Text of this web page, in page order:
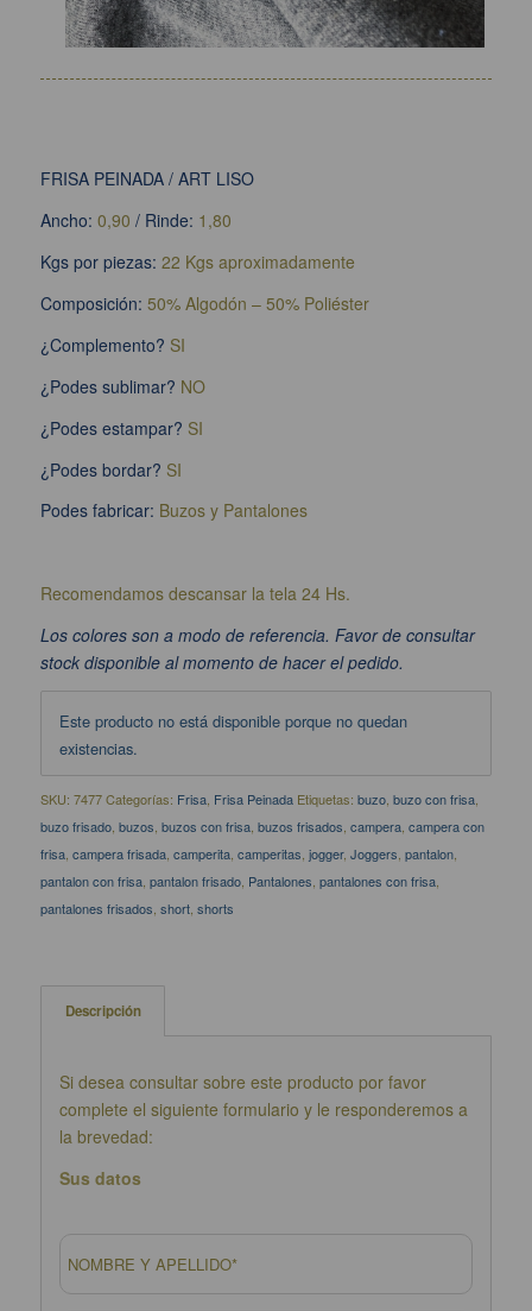
FRISA PEINADA / ART LISO
Ancho: 0,90 / Rinde: 1,80
Kgs por piezas: 22 Kgs aproximadamente
Composición: 50% Algodón – 50% Poliéster
¿Complemento? SI
¿Podes sublimar? NO
¿Podes estampar? SI
¿Podes bordar? SI
Podes fabricar: Buzos y Pantalones
Recomendamos descansar la tela 24 Hs.
Los colores son a modo de referencia. Favor de consultar
stock disponible al momento de hacer el pedido.
Este producto no está disponible porque no quedan
existencias.
SKU: 7477 Categorías: Frisa, Frisa Peinada Etiquetas: buzo, buzo con frisa,
buzo frisado, buzos buzos con frisa, buzos frisados campera, campera con
frisa, campera frisada, camperita, camperitas jogger, Joggers pantalon,
pantalon con frisa, pantalon frisado, Pantalones pantalones con frisa,
pantalones frisados short, shorts
Descripción
Si desea consultar sobre este producto por favor
complete el siguiente formulario y le responderemos a
la brevedad:
Sus datos